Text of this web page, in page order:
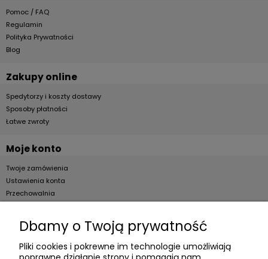
Pomoc / FAQ
Regulamin
Polityka Prywatności
Blog
Zakupy online
Spedytorzy i koszty dostawy
Sposoby płatności
Łatwe zwroty
Moje konto
Twoje zamówienia
Ustawienia konta
Przechowalnia
Dla firm
Dbamy o Twoją prywatność
Pliki cookies i pokrewne im technologie umożliwiają